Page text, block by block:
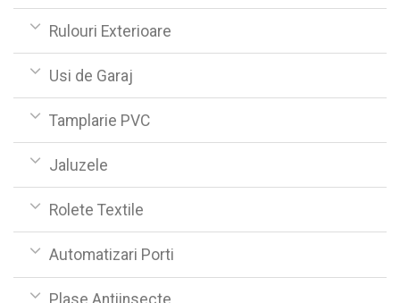
Rulouri Exterioare
Usi de Garaj
Tamplarie PVC
Jaluzele
Rolete Textile
Automatizari Porti